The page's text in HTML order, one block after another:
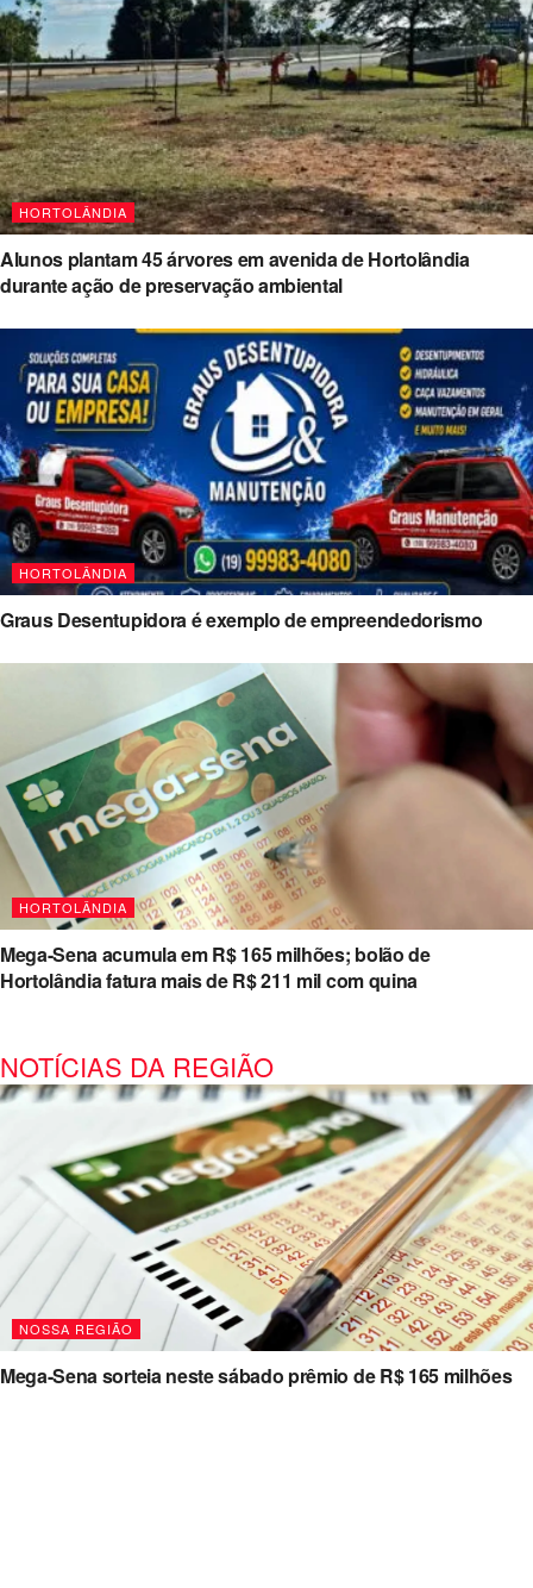
HORTOLÂNDIA
Alunos plantam 45 árvores em avenida de Hortolândia
durante ação de preservação ambiental
HORTOLÂNDIA
Graus Desentupidora é exemplo de empreendedorismo
HORTOLÂNDIA
Mega-Sena acumula em R$ 165 milhões; bolão de
Hortolândia fatura mais de R$ 211 mil com quina
NOTÍCIAS DA REGIÃO
NOSSA REGIÃO
Mega-Sena sorteia neste sábado prêmio de R$ 165 milhões